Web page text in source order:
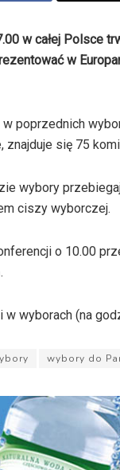
w całej Polsce
w
poprzednich
znajduje się 75
wybory
ciszy wyborczej.
o 10.00
wyborach (na
wybory do